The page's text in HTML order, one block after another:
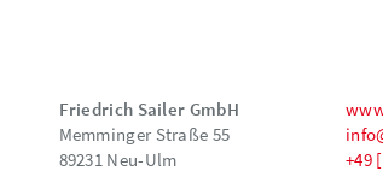
Friedrich Sailer GmbH
Memminger Straße 55
89231 Neu-Ulm
+49